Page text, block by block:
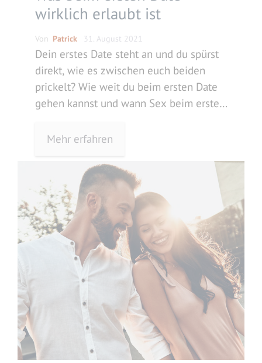
wirklich erlaubt ist
Von Patrick 31. August 2021
Dein erstes Date steht an und du spürst
direkt, wie es zwischen euch beiden
prickelt? Wie weit du beim ersten Date
gehen kannst und wann Sex beim ersten
Mehr erfahren